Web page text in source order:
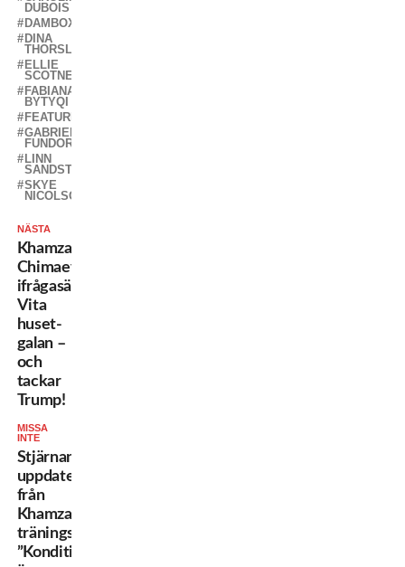
DUBOIS
DAMBOXNING
DINA
THORSLUND
ELLIE
SCOTNEY
FABIANA
BYTYQI
FEATURED
GABRIELA
FUNDORA
LINN
SANDSTRÖM
SKYE
NICOLSON
NÄSTA
Khamzat
Chimaev
ifrågasätter
Vita
huset-
galan –
och
tackar
Trump!
MISSA
INTE
Stjärnans
uppdatering
från
Khamzats
träningsläger:
”Konditionen